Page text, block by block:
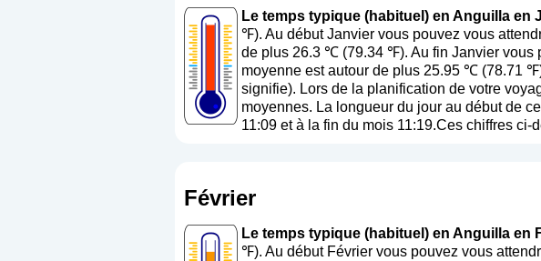
Le temps typique (habituel) en Anguilla en
℉). Au début Janvier vous pouvez vous
de plus 26.3 ℃ (79.34 ℉). Au fin Janvier vous
moyenne est autour de plus 25.95 ℃ (78.71
signifie). Lors de la planification de votre
moyennes. La longueur du jour au début de
11:09 et à la fin du mois 11:19.Ces chiffres
Février
Le temps typique (habituel) en Anguilla en
℉). Au début Février vous pouvez vous